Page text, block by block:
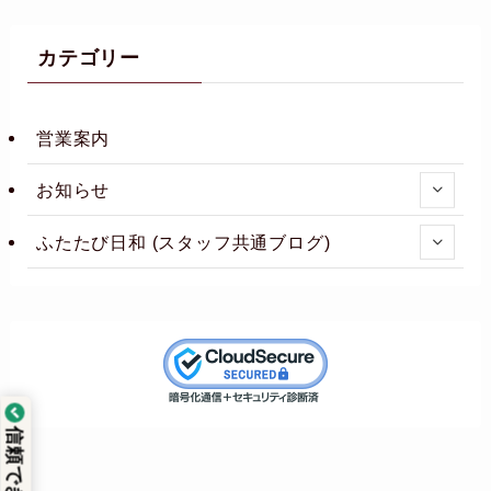
カテゴリー
営業案内
お知らせ
ふたたび日和 (スタッフ共通ブログ)